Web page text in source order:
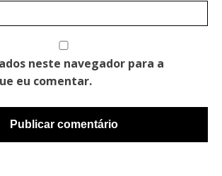
neste navegador para a
eu comentar.